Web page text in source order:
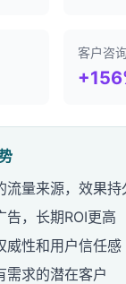
客户咨
流量来源，效果持
告，长期ROI更高
威性和用户信任感
需求的潜在客户